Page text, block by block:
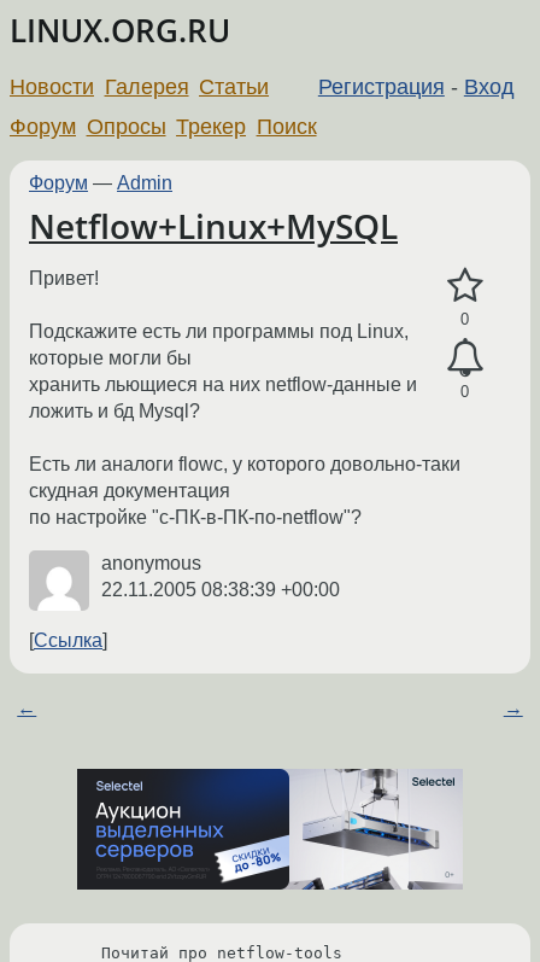
LINUX.ORG.RU
Регистрация - Вход
Новости Галерея Статьи
Форум Опросы Трекер Поиск
Форум — Admin
Netflow+Linux+MySQL
0
0
Привет!
Подскажите есть ли программы под Linux,
которые могли бы
хранить льющиеся на них netflow-данные и
ложить и бд Mysql?
Есть ли аналоги flowc, у которого довольно-таки
скудная документация
по настройке "с-ПК-в-ПК-по-netflow"?
anonymous
22.11.2005 08:38:39 +00:00
Ссылка
← →
Почитай про netflow-tools